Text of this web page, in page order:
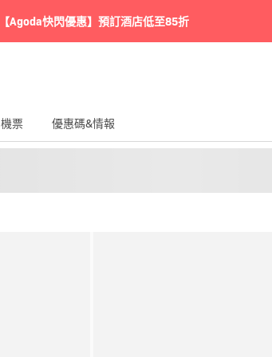
【Agoda快閃優惠】預訂酒店低至85折
機票 優惠碼&情報